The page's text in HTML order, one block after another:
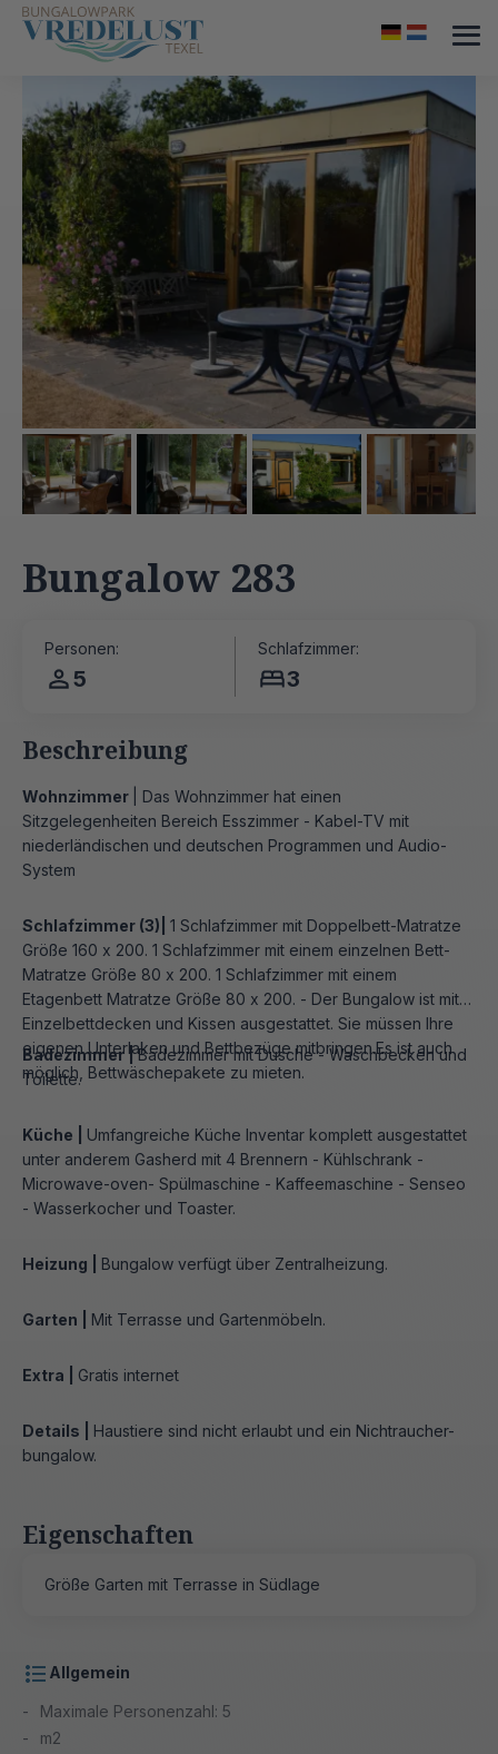
Bungalow 283
Personen:
5
Schlafzimmer:
3
Beschreibung
Wohnzimmer
| Das Wohnzimmer hat einen
Sitzgelegenheiten Bereich Esszimmer - Kabel-TV mit
niederländischen und deutschen Programmen und Audio-
System
Schlafzimmer (3)| 1 Schlafzimmer mit Doppelbett-Matratze
Größe 160 x 200. 1 Schlafzimmer mit einem einzelnen Bett-
Matratze Größe 80 x 200. 1 Schlafzimmer mit einem
Etagenbett Matratze Größe 80 x 200. - Der Bungalow ist mit
Einzelbettdecken und Kissen ausgestattet. Sie müssen Ihre
eigenen Unterlaken und Bettbezüge mitbringen.Es ist auch
möglich, Bettwäschepakete zu mieten.
Badezimmer |Badezimmer mit Dusche - Waschbecken und
Toilette.
Küche | Umfangreiche Küche Inventar komplett ausgestattet
unter anderem Gasherd mit 4 Brennern - Kühlschrank -
Microwave-oven- Spülmaschine - Kaffeemaschine - Senseo
- Wasserkocher und Toaster.
Heizung | Bungalow verfügt über Zentralheizung.
Garten | Mit Terrasse und Gartenmöbeln.
Extra | Gratis internet
Details | Haustiere sind nicht erlaubt und ein Nichtraucher-
bungalow.
Eigenschaften
Größe Garten mit Terrasse in Südlage
Allgemein
Maximale Personenzahl: 5
m2